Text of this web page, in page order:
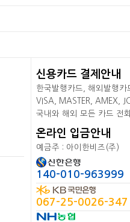
신용카드 결제안내
한국발행카드, 해외발행
VISA, MASTER, AMEX,
국내와 해외 모든 카드 전
온라인 입금안내
예금주 : 아이한비즈(주)
140-010-963999
067-25-0026-347